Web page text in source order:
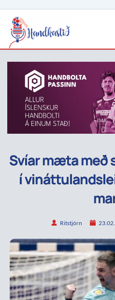
Svíar mæta með
í
Ritstjórn